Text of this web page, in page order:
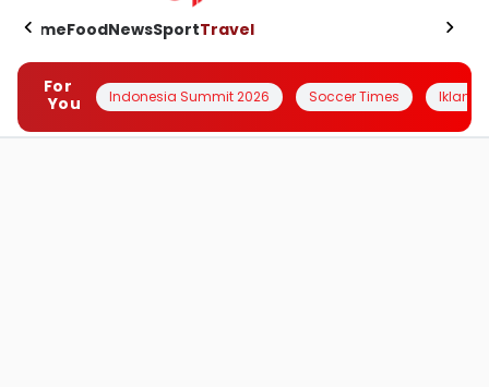
HomeFoodNewsSportTravel
For
You
Indonesia Summit 2026 Soccer Times Iklanin